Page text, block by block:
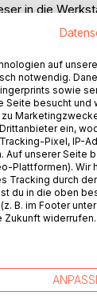
in die
zur
und
erfährt eine
und
wertvoll ist
und
BEI
auf
notwendig.
sowie
Seite besucht und
ein,
Pixel, IP-
unserer Seite
Plattformen). Wir
Tracking durch
du in die oben
B. im Footer
Zukunft